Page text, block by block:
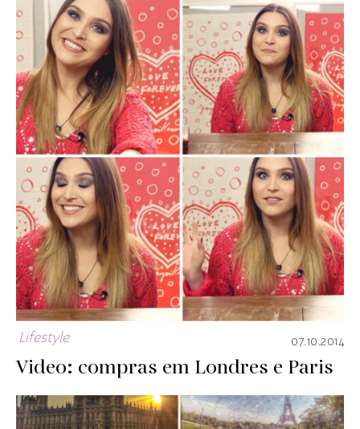
Lifestyle 07.10.2014
Video: compras em Londres e Paris